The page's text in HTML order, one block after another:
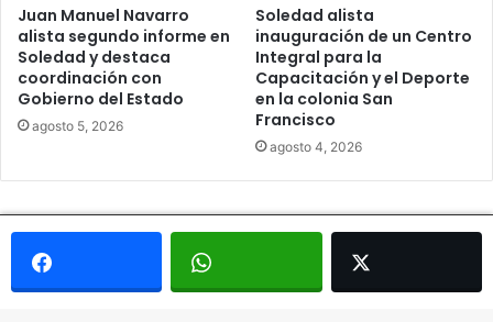
Juan Manuel Navarro
alista segundo informe en
Soledad y destaca
coordinación con
Gobierno del Estado
agosto 5, 2026
Soledad alista
inauguración de un Centro
Integral para la
Capacitación y el Deporte
en la colonia San
Francisco
agosto 4, 2026
© Copyright 2026, Todos los derechos reservados - Metrópoli
San Luis 2013 |